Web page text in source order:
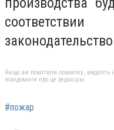
Якщо ви помітили помилку, виділіть
повідомити про це редакцію
#пожар